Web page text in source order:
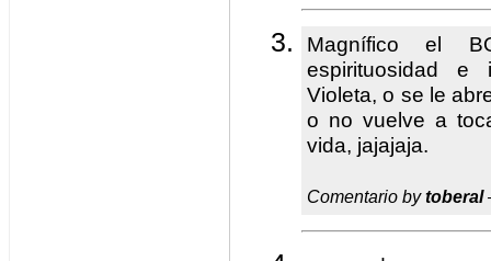
Magnífico el
espirituosidad e
Violeta, o se le
o no vuelve a
vida, jajajaja.
Comentario bytoberal